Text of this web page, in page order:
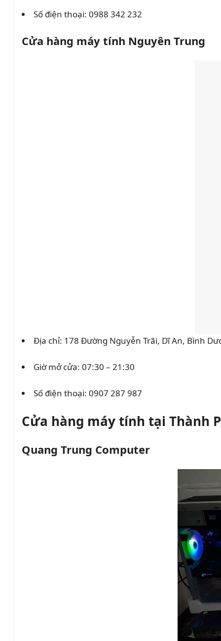
Số điện thoại: 0988 342 232
Cửa hàng máy tính Nguyên Trung
Địa chỉ: 178 Đường Nguyễn Trãi, Dĩ An, Bình
Giờ mở cửa: 07:30 – 21:30
Số điện thoại: 0907 287 987
Cửa hàng máy tính tại Thành
Quang Trung Computer